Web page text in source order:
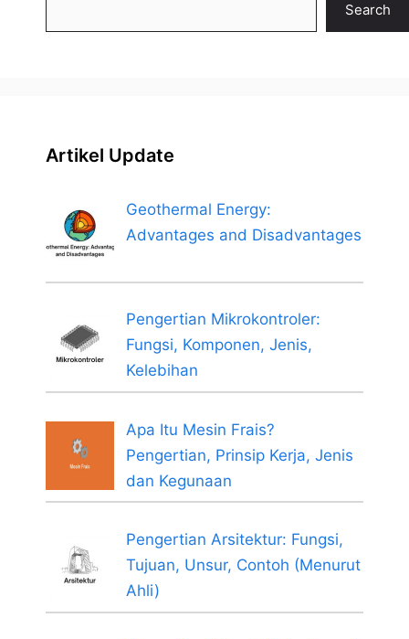
Search
Artikel Update
Geothermal Energy:
Advantages and Disadvantages
Pengertian Mikrokontroler:
Fungsi, Komponen, Jenis,
Kelebihan
Apa Itu Mesin Frais?
Pengertian, Prinsip Kerja, Jenis
dan Kegunaan
Pengertian Arsitektur: Fungsi,
Tujuan, Unsur, Contoh (Menurut
Ahli)